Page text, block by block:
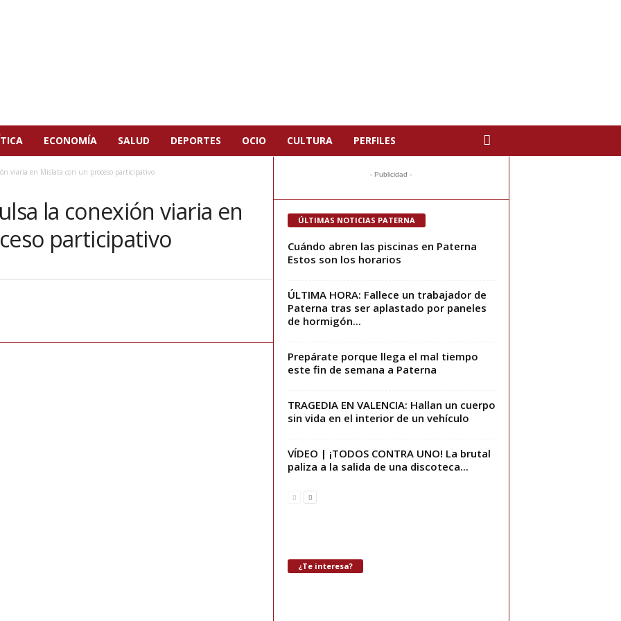
ECONOMÍA SALUD DEPORTES OCIO CULTURA PERFILES
viaria en Mislata con un proceso participativo
la conexión viaria en
participativo
- Publicidad -
ÚLTIMAS NOTICIAS PATERNA
Cuándo abren las piscinas en Paterna
Estos son los horarios
ÚLTIMA HORA: Fallece un trabajador de
Paterna tras ser aplastado por paneles
de hormigón...
Prepárate porque llega el mal tiempo
este fin de semana a Paterna
TRAGEDIA EN VALENCIA: Hallan un cuerpo
sin vida en el interior de un vehículo
VÍDEO | ¡TODOS CONTRA UNO! La brutal
paliza a la salida de una discoteca...
¿Te interesa?